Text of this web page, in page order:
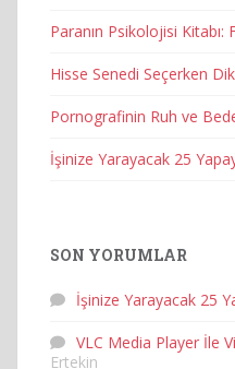
Paranın Psikolojisi
Hisse Senedi Seçerken
Pornografinin Ruh ve
İşinize Yarayacak 25
SON YORUMLAR
İşinize Yarayacak 25
VLC Media Player İle
Ertekin